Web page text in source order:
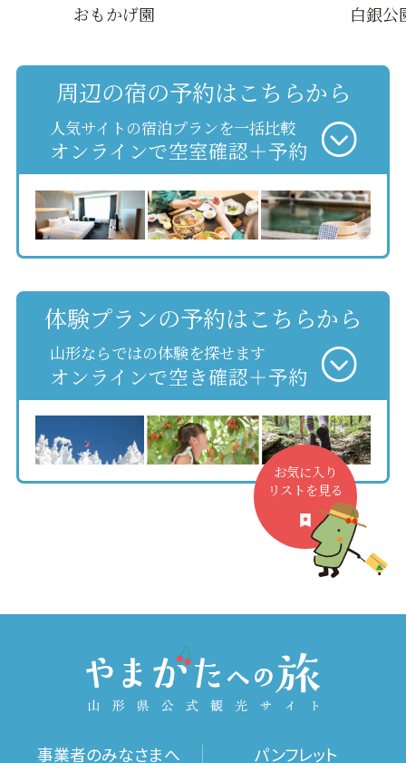
おもかげ園 白銀公
周辺の宿の予約はこちらから
人気サイトの宿泊プランを一括比較
オンラインで空室確認＋予約
体験プランの予約はこちらから
山形ならではの体験を探せます
オンラインで空き確認＋予約
お気に入り
リストを見る
事業者のみなさまへ パンフレット